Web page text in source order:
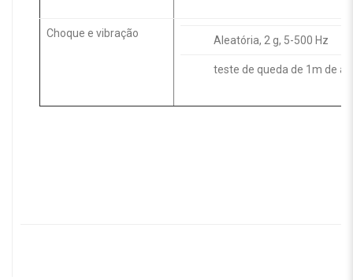
Choque e vibração
Aleatória, 2 g, 5-500 Hz
teste de queda de 1m de